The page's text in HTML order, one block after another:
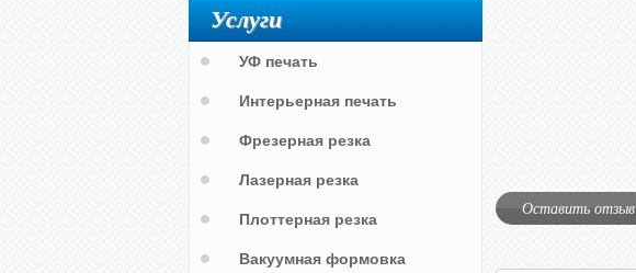
Оставить отзыв
Услуги
УФ печать
Интерьерная печать
Фрезерная резка
Лазерная резка
Плоттерная резка
Вакуумная формовка